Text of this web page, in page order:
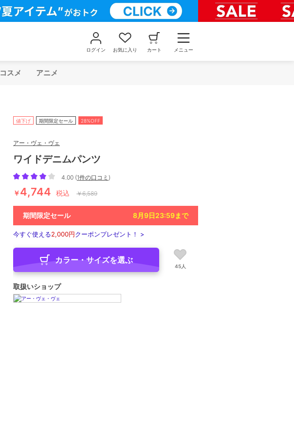
ログイン お気に入り カート メニュー
コスメ アニメ
値下げ 期間限定セール 28%OFF
アー・ヴェ・ヴェ
ワイドデニムパンツ
4.00 (1件の口コミ )
￥4,744 税込 ￥6,589
期間限定セール 8月9日23:59まで
今すぐ使える2,000円クーポンプレゼント！ >
カラー・サイズを選ぶ
45人
取扱いショップ